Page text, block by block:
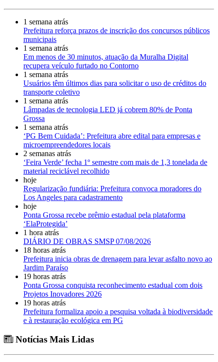
1 semana atrás
Prefeitura reforça prazos de inscrição dos concursos públicos
municipais
1 semana atrás
Em menos de 30 minutos, atuação da Muralha Digital
recupera veículo furtado no Contorno
1 semana atrás
Usuários têm últimos dias para solicitar o uso de créditos do
transporte coletivo
1 semana atrás
Lâmpadas de tecnologia LED já cobrem 80% de Ponta
Grossa
1 semana atrás
‘PG Bem Cuidada’: Prefeitura abre edital para empresas e
microempreendedores locais
2 semanas atrás
‘Feira Verde’ fecha 1º semestre com mais de 1,3 tonelada de
material reciclável recolhido
hoje
Regularização fundiária: Prefeitura convoca moradores do
Los Angeles para cadastramento
hoje
Ponta Grossa recebe prêmio estadual pela plataforma
‘ElaProtegida’
1 hora atrás
DIÁRIO DE OBRAS SMSP 07/08/2026
18 horas atrás
Prefeitura inicia obras de drenagem para levar asfalto novo ao
Jardim Paraíso
19 horas atrás
Ponta Grossa conquista reconhecimento estadual com dois
Projetos Inovadores 2026
19 horas atrás
Prefeitura formaliza apoio a pesquisa voltada à biodiversidade
e à restauração ecológica em PG
Notícias Mais Lidas